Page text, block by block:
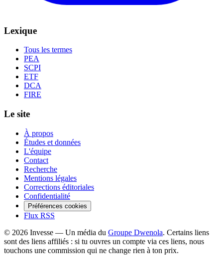
Lexique
Tous les termes
PEA
SCPI
ETF
DCA
FIRE
Le site
À propos
Études et données
L'équipe
Contact
Recherche
Mentions légales
Corrections éditoriales
Confidentialité
Préférences cookies
Flux RSS
© 2026 Invesse — Un média du Groupe Dwenola. Certains liens
sont des liens affiliés : si tu ouvres un compte via ces liens, nous
touchons une commission qui ne change rien à ton prix.